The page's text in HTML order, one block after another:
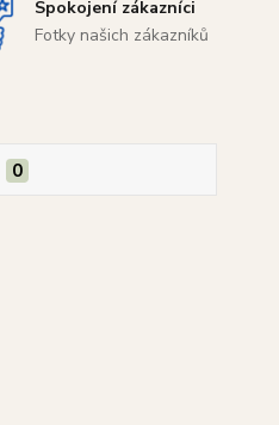
Spokojení zákazníci
Fotky našich zákazníků
0